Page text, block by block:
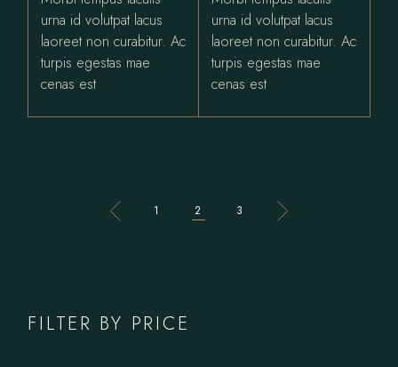
urna id volutpat lacus
laoreet non curabitur. Ac
turpis egestas mae
cenas est
urna id volutpat lacus
laoreet non curabitur. Ac
turpis egestas mae
cenas est
1 2 3
FILTER BY PRICE